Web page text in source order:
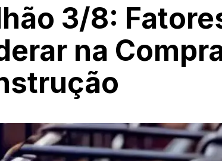
3/8:
na